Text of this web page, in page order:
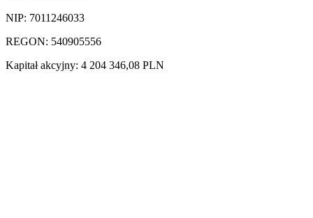
NIP: 7011246033
REGON: 540905556
Kapitał akcyjny: 4 204 346,08 PLN